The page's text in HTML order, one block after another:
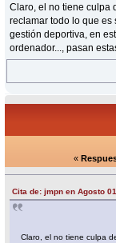
Claro, el no tiene culpa
reclamar todo lo que
gestión deportiva, en
ordenador..., pasan
«
Cita de: jmpn en Agosto
Claro, el no tiene culpa